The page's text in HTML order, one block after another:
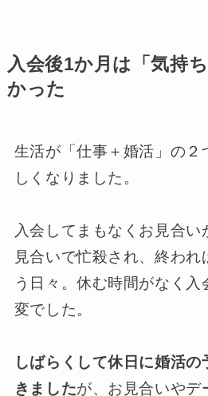
入会後1か月は「気持
かった
生活が「仕事＋婚活」の２
しくなりました。
入会してまもなくお見合い
見合いで忙殺され、終われ
う日々。休む時間がなく入
変でした。
しばらくして休日に婚活の
きましたが、お見合いやデ